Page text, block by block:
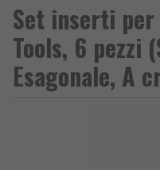
Set inserti
Tools, 6 pezzi
Esagonale, A